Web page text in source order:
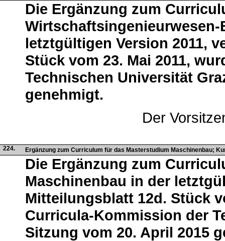
Die Ergänzung zum
letztgültigen Version 2011,
Stück vom 23. Mai 2011,
Technischen Universität
genehmigt.
Der
224. Ergänzung zum Curriculum für das Masterstudium Maschinenbau;
Die Ergänzung zum
Maschinenbau in der
Mitteilungsblatt 12d. Stück
Curricula-Kommission der
Sitzung vom 20. April 2015